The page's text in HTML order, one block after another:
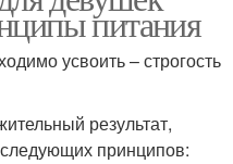
питания
усвоить – строгость
результат,
принципов: